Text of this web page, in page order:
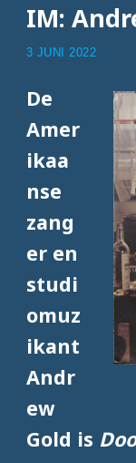
IM:
3 JUNI 2022
De
Amer
ikaa
nse
zang
er en
studi
omuz
ikant
Andr
ew
Gold is